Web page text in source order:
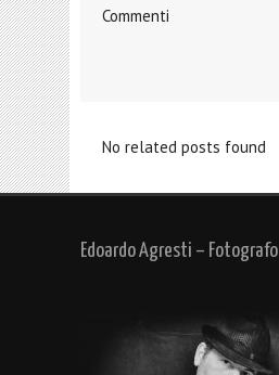
Commenti
No related posts found
Edoardo Agresti – Fotografo